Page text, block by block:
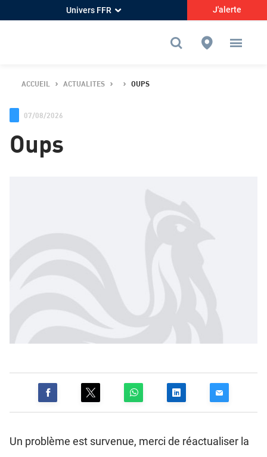
Univers FFR J'alerte
ACCUEIL ACTUALITES OUPS
07/08/2026
Oups
Un problème est survenue, merci de réactualiser la